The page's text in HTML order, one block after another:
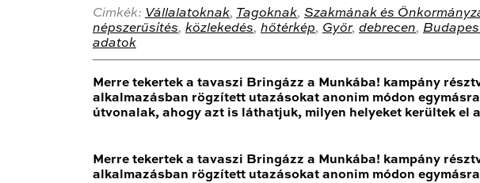
Cimkék: Vállalatoknak, Tagoknak, Szakmának és
népszerűsítés, közlekedés, hőtérkép, Győr, debrecen,
adatok
Merre tekertek a tavaszi Bringázz a Munkába! kampány
alkalmazásban rögzített utazásokat anonim módon
útvonalak, ahogy azt is láthatjuk, milyen helyeket kerültek el
Merre tekertek a tavaszi Bringázz a Munkába! kampány
alkalmazásban rögzített utazásokat anonim módon